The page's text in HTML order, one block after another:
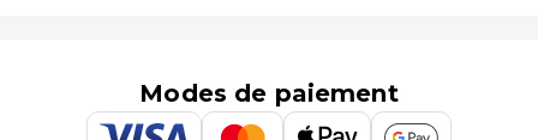
Modes de paiement